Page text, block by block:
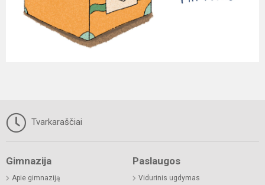
Tvarkaraščiai
Gimnazija
Apie gimnaziją
Paslaugos
Vidurinis ugdymas